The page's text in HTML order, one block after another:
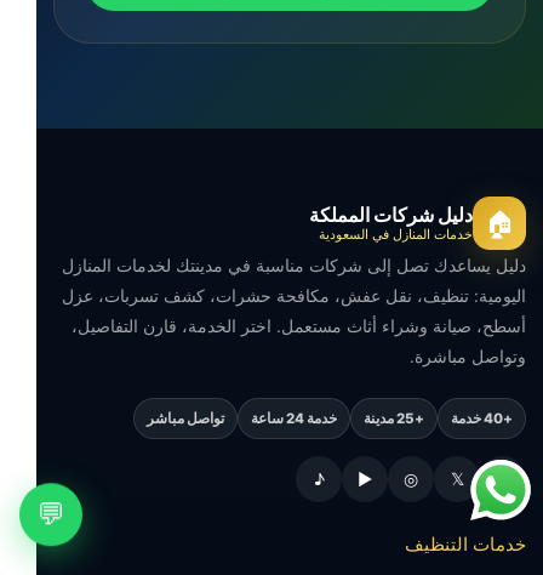
💬
🏠 دليل شركات المملكة
خدمات المنازل في السعودية
دليل يساعدك تصل إلى شركات مناسبة في مدينتك لخدمات المنازل
اليومية: تنظيف، نقل عفش، مكافحة حشرات، كشف تسربات، عزل
أسطح، صيانة وشراء أثاث مستعمل. اختر الخدمة، قارن التفاصيل،
وتواصل مباشرة.
+40 خدمة +25 مدينة خدمة 24 ساعة تواصل مباشر
𝕏
◎
▶
♪
خدمات التنظيف